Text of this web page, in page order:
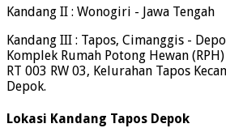
Kandang II : Wonogiri - Jawa Tengah
Kandang III : Tapos, Cimanggis -
Komplek Rumah Potong Hewan
RT 003 RW 03, Kelurahan Tapos
Depok.
Lokasi Kandang Tapos Depok